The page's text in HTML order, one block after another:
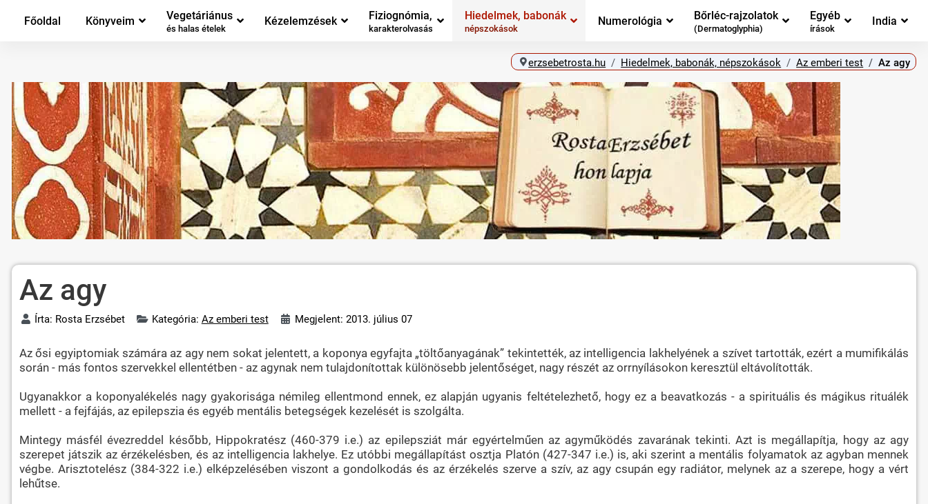
Főoldal Könyveim Vegetáriánus
és halas ételek
Kézelemzések Fiziognómia,
karakterolvasás
Hiedelmek, babonák
népszokások
Numerológia Bőrléc-rajzolatok
(Dermatoglyphia)
Egyéb
írások
India
erzsebetrosta.hu Hiedelmek, babonák, népszokások Az emberi test Az agy
Az agy
Írta: Rosta Erzsébet Kategória: Az emberi test Megjelent: 2013. július 07
Az ősi egyiptomiak számára az agy nem sokat jelentett, a koponya egyfajta „töltőanyagának” tekintették, az intelligencia lakhelyének a szívet tartották, ezért a mumifikálás
során - más fontos szervekkel ellentétben - az agynak nem tulajdonítottak különösebb jelentőséget, nagy részét az orrnyílásokon keresztül eltávolították.
Ugyanakkor a koponyalékelés nagy gyakorisága némileg ellentmond ennek, ez alapján ugyanis feltételezhető, hogy ez a beavatkozás - a spirituális és mágikus rituálék
mellett - a fejfájás, az epilepszia és egyéb mentális betegségek kezelését is szolgálta.
Mintegy másfél évezreddel később, Hippokratész (460-379 i.e.) az epilepsziát már egyértelműen az agyműködés zavarának tekinti. Azt is megállapítja, hogy az agy
szerepet játszik az érzékelésben, és az intelligencia lakhelye. Ez utóbbi megállapítást osztja Platón (427-347 i.e.) is, aki szerint a mentális folyamatok az agyban mennek
végbe. Arisztotelész (384-322 i.e.) elképzelésében viszont a gondolkodás és az érzékelés szerve a szív, az agy csupán egy radiátor, melynek az a szerepe, hogy a vért
lehűtse.